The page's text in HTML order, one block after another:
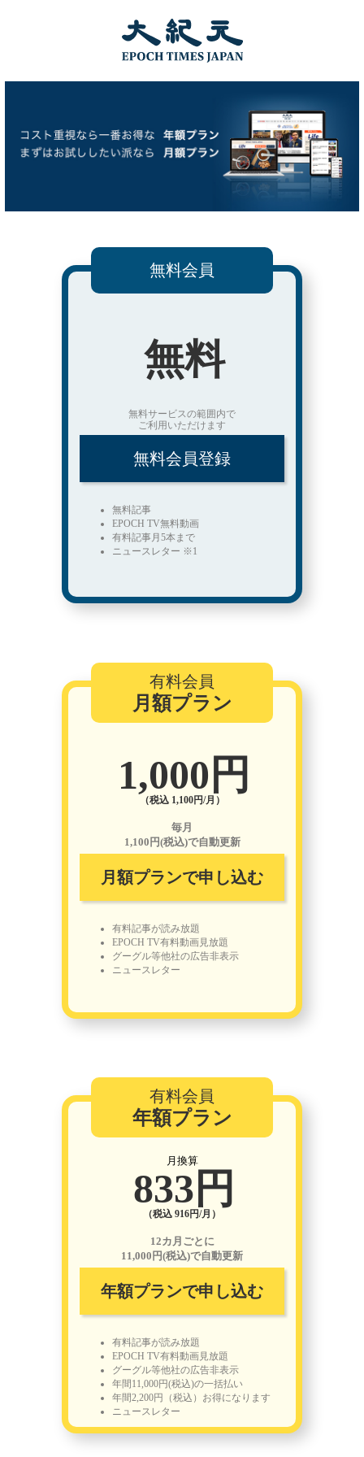
無料会員
無料
無料サービスの範囲内で
ご利用いただけます
無料会員登録
無料記事
EPOCH TV無料動画
有料記事月5本まで
ニュースレター ※1
有料会員
月額プラン
1,000円
（税込 1,100円/月）
毎月
1,100円(税込)で自動更新
月額プランで申し込む
有料記事が読み放題
EPOCH TV有料動画見放題
グーグル等他社の広告非表示
ニュースレター
有料会員
年額プラン
月換算
833円
（税込 916円/月）
12カ月ごとに
11,000円(税込)で自動更新
年額プランで申し込む
有料記事が読み放題
EPOCH TV有料動画見放題
グーグル等他社の広告非表示
年間11,000円(税込)の一括払い
年間2,200円（税込）お得になります
ニュースレター